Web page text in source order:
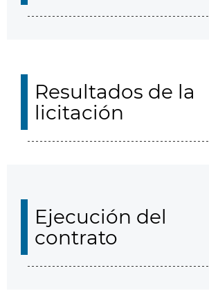
Resultados de la
licitación
Ejecución del
contrato